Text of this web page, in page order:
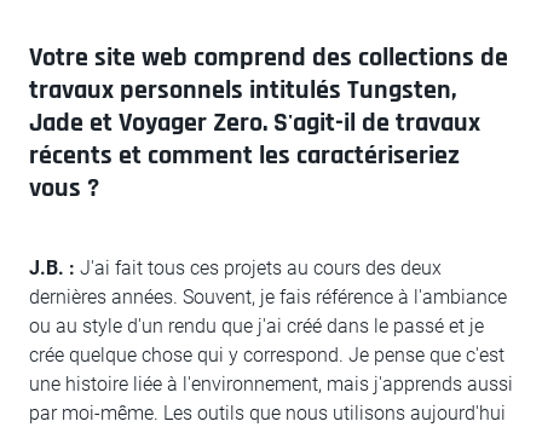
Votre site web comprend des collections de
travaux personnels intitulés Tungsten,
Jade et Voyager Zero. S'agit-il de travaux
récents et comment les caractériseriez
vous ?
J.B. : J'ai fait tous ces projets au cours des deux
dernières années. Souvent, je fais référence à l'ambiance
ou au style d'un rendu que j'ai créé dans le passé et je
crée quelque chose qui y correspond. Je pense que c'est
une histoire liée à l'environnement, mais j'apprends aussi
par moi-même. Les outils que nous utilisons aujourd'hui